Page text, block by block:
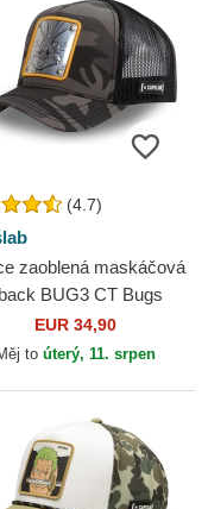
(4.7)
zaoblená maskáčová
BUG3 CT Bugs
Looney Tunes
EUR 34,90
to úterý, 11. srpen